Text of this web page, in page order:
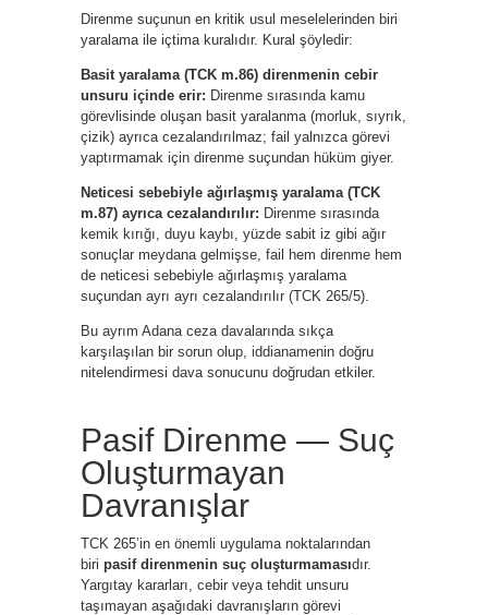
Direnme suçunun en kritik usul meselelerinden biri
yaralama ile içtima kuralıdır. Kural şöyledir:
Basit yaralama (TCK m.86) direnmenin cebir
unsuru içinde erir: Direnme sırasında kamu
görevlisinde oluşan basit yaralanma (morluk, sıyrık,
çizik) ayrıca cezalandırılmaz; fail yalnızca görevi
yaptırmamak için direnme suçundan hüküm giyer.
Neticesi sebebiyle ağırlaşmış yaralama (TCK
m.87) ayrıca cezalandırılır: Direnme sırasında
kemik kırığı, duyu kaybı, yüzde sabit iz gibi ağır
sonuçlar meydana gelmişse, fail hem direnme hem
de neticesi sebebiyle ağırlaşmış yaralama
suçundan ayrı ayrı cezalandırılır (TCK 265/5).
Bu ayrım Adana ceza davalarında sıkça
karşılaşılan bir sorun olup, iddianamenin doğru
nitelendirmesi dava sonucunu doğrudan etkiler.
Pasif Direnme — Suç
Oluşturmayan
Davranışlar
TCK 265’in en önemli uygulama noktalarından
biri pasif direnmenin suç oluşturmamasıdır.
Yargıtay kararları, cebir veya tehdit unsuru
taşımayan aşağıdaki davranışların görevi